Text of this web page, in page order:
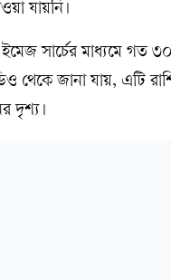
যায়নি।
ইমেজ সার্চের মাধ্যমে গত
থেকে জানা যায়, এটি
দৃশ্য।